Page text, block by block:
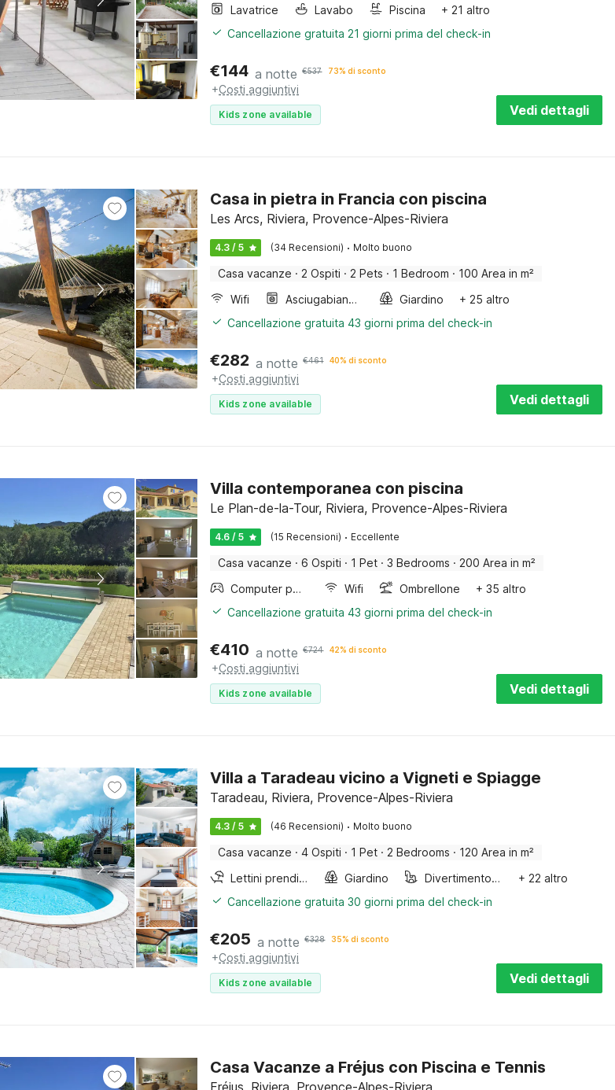
Lavatrice
Lavabo Piscina
+ 21 altro
Cancellazione gratuita 21 giorni prima del check-in
€144 a notte €537 73% di sconto
+Costi aggiuntivi
Kids zone available Vedi dettagli
Casa in pietra in Francia con piscina
Les Arcs, Riviera, Provence-Alpes-Riviera
4.3 / 5 (34 Recensioni) · Molto buono
Casa vacanze · 2 Ospiti · 2 Pets · 1 Bedroom · 100 Area in m²
Wifi
Asciugabiancheria Giardino
+ 25 altro
Cancellazione gratuita 43 giorni prima del check-in
€282 a notte €461 40% di sconto
+Costi aggiuntivi
Kids zone available Vedi dettagli
Villa contemporanea con piscina
Le Plan-de-la-Tour, Riviera, Provence-Alpes-Riviera
4.6 / 5 (15 Recensioni) · Eccellente
Casa vacanze · 6 Ospiti · 1 Pet · 3 Bedrooms · 200 Area in m²
Computer per giochi
Wifi Ombrellone
+ 35 altro
Cancellazione gratuita 43 giorni prima del check-in
€410 a notte €724 42% di sconto
+Costi aggiuntivi
Kids zone available Vedi dettagli
Villa a Taradeau vicino a Vigneti e Spiagge
Taradeau, Riviera, Provence-Alpes-Riviera
4.3 / 5 (46 Recensioni) · Molto buono
Casa vacanze · 4 Ospiti · 1 Pet · 2 Bedrooms · 120 Area in m²
Lettini prendisole
Giardino Divertimento per bambini
+ 22 altro
Cancellazione gratuita 30 giorni prima del check-in
€205 a notte €328 35% di sconto
+Costi aggiuntivi
Kids zone available Vedi dettagli
Casa Vacanze a Fréjus con Piscina e Tennis
Fréjus, Riviera, Provence-Alpes-Riviera